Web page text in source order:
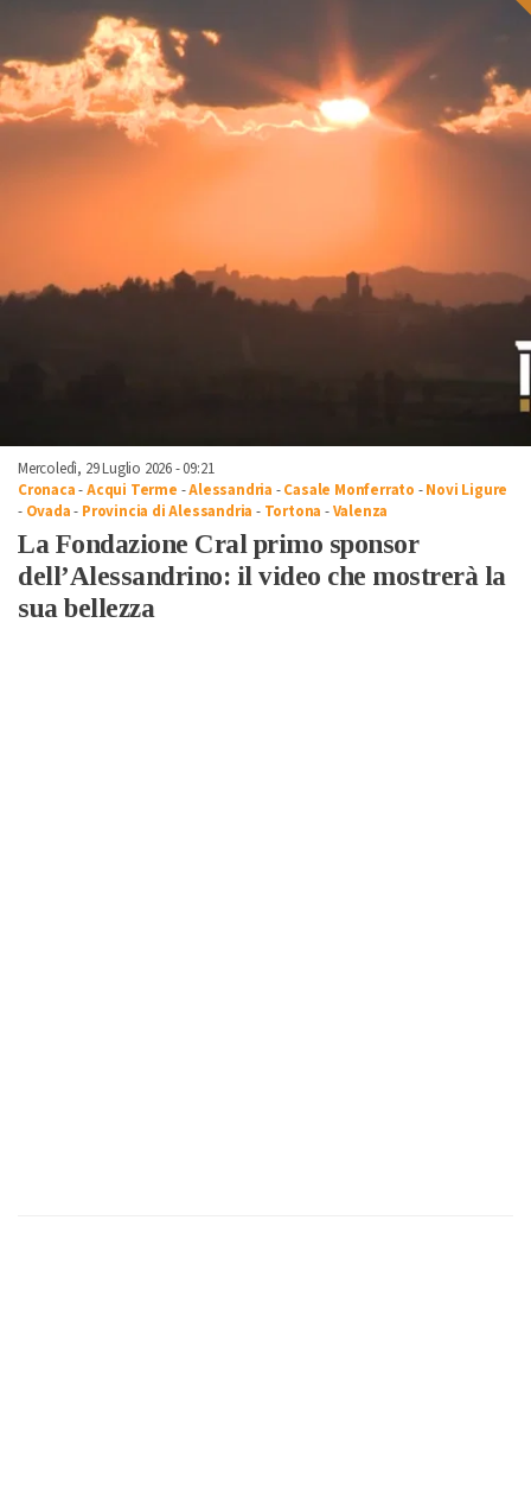
Mercoledì, 29 Luglio 2026 - 09:21
Cronaca-Acqui Terme -Alessandria -Casale Monferrato -Novi Ligure
- Ovada- Provincia di Alessandria - Tortona -Valenza
La Fondazione Cral primo sponsor
dell’Alessandrino: il video che mostrerà la
sua bellezza